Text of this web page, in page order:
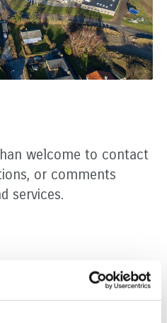
welcome to contact
or comments
services.